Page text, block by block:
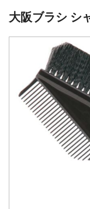
大阪ブラシ シ